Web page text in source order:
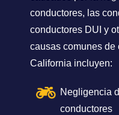
conductores, las
conductores DUI y
causas comunes de
California incluyen:
Negligencia
conductores